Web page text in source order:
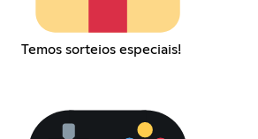
Temos sorteios especiais!